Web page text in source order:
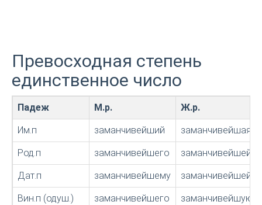
Превосходная степень
единственное число
Падеж М.р. Ж.р.
Им.п заманчивейший заманчивейшая
Род.п заманчивейшего заманчивейшей
Дат.п заманчивейшему заманчивейшей
Вин.п (одуш.) заманчивейшего заманчивейшую